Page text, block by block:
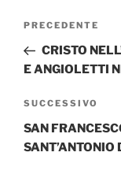
Articolo
precedente:
PRECEDENTE
CRISTO
E ANGIOLETTI
Articolo
successivo
SUCCESSIVO
SAN
SANT’ANTONIO